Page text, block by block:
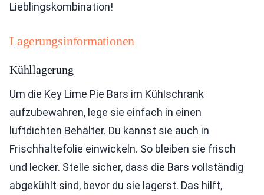
Lieblingskombination!
Lagerungsinformationen
Kühllagerung
Um die Key Lime Pie Bars im Kühlschrank
aufzubewahren, lege sie einfach in einen
luftdichten Behälter. Du kannst sie auch in
Frischhaltefolie einwickeln. So bleiben sie frisch
und lecker. Stelle sicher, dass die Bars vollständig
abgekühlt sind, bevor du sie lagerst. Das hilft,